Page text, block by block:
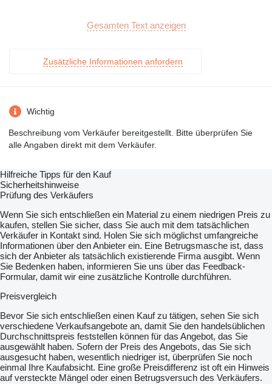
6,000 min-1
35 mm
Twisting range
59 to 2,777 tpm
Yarn count range
33 to 330 dtex
Type: Cops (ring-spun bobbin)
Feed package length: 420 mm
Winding
Number of winding decks: 1
Traverse gear: UDR
Max. bobbin diameter: 250 mm
Traverse stroke: 200 mm
Tube diameter x length: 56 x 230 mm
Max. mechanical winding speed: 150 m/min
Max. technological winding speed: 140 m/min
Machine Frame Dimensions
Length per section: 1,830 mm
Total machine length: 2,554 + (1,830 x n) mm
Machine width: 860 mm
Max. height: 2,148 mm
Height to upper winding deck: 1,750 mm
Machine weight: 830 + (345 x n) kg
Max. installed power: 3 to 22 kW
Oven Specifications
Oven length: 700 mm
Total installed power per oven: 1,260 W
Gesamten Text anzeigen
Zusätzliche Informationen anfordern
Wichtig
Beschreibung vom Verkäufer bereitgestellt. Bitte überprüfen Sie
alle Angaben direkt mit dem Verkäufer.
Hilfreiche Tipps für den Kauf
Sicherheitshinweise
Prüfung des Verkäufers
Wenn Sie sich entschließen ein Material zu einem niedrigen Preis zu
kaufen, stellen Sie sicher, dass Sie auch mit dem tatsächlichen
Verkäufer in Kontakt sind. Holen Sie sich möglichst umfangreiche
Informationen über den Anbieter ein. Eine Betrugsmasche ist, dass
sich der Anbieter als tatsächlich existierende Firma ausgibt. Wenn
Sie Bedenken haben, informieren Sie uns über das Feedback-
Formular, damit wir eine zusätzliche Kontrolle durchführen.
Preisvergleich
Bevor Sie sich entschließen einen Kauf zu tätigen, sehen Sie sich
verschiedene Verkaufsangebote an, damit Sie den handelsüblichen
Durchschnittspreis feststellen können für das Angebot, das Sie
ausgewählt haben. Sofern der Preis des Angebots, das Sie sich
ausgesucht haben, wesentlich niedriger ist, überprüfen Sie noch
einmal Ihre Kaufabsicht. Eine große Preisdifferenz ist oft ein Hinweis
auf versteckte Mängel oder einen Betrugsversuch des Verkäufers.